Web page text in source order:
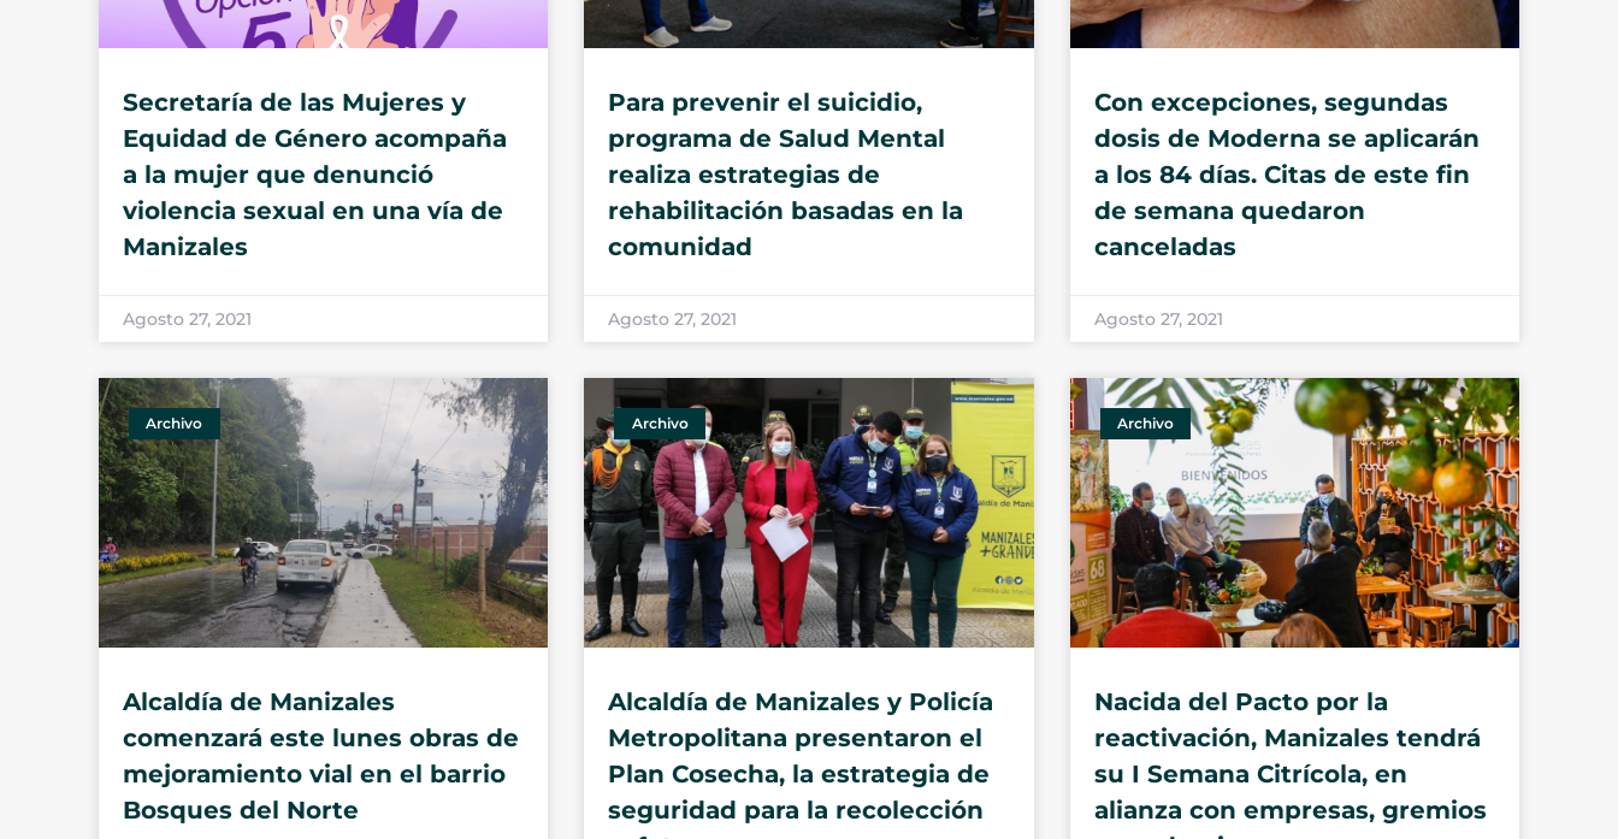
Secretaría de las Mujeres y
Equidad de Género acompaña
a la mujer que denunció
violencia sexual en una vía de
Manizales
Agosto 27, 2021
Para prevenir el suicidio,
programa de Salud Mental
realiza estrategias de
rehabilitación basadas en la
comunidad
Agosto 27, 2021
Con excepciones, segundas
dosis de Moderna se aplicarán
a los 84 días. Citas de este fin
de semana quedaron
canceladas
Agosto 27, 2021
Archivo
Alcaldía de Manizales
comenzará este lunes obras de
mejoramiento vial en el barrio
Bosques del Norte
Archivo
Alcaldía de Manizales y Policía
Metropolitana presentaron el
Plan Cosecha, la estrategia de
seguridad para la recolección
Archivo
Nacida del Pacto por la
reactivación, Manizales tendrá
su I Semana Citrícola, en
alianza con empresas, gremios